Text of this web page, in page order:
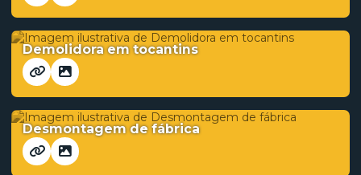
Demolidora em tocantins
Desmontagem de fábrica